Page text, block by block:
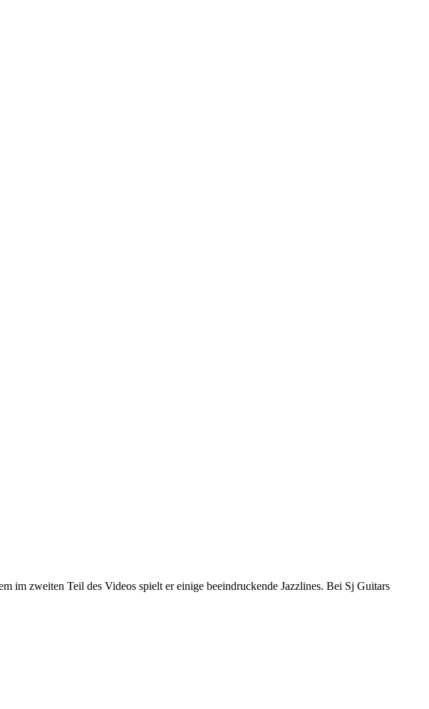
im zweiten Teil des Videos spielt er einige beeindruckende Jazzlines. Bei Sj Guitars